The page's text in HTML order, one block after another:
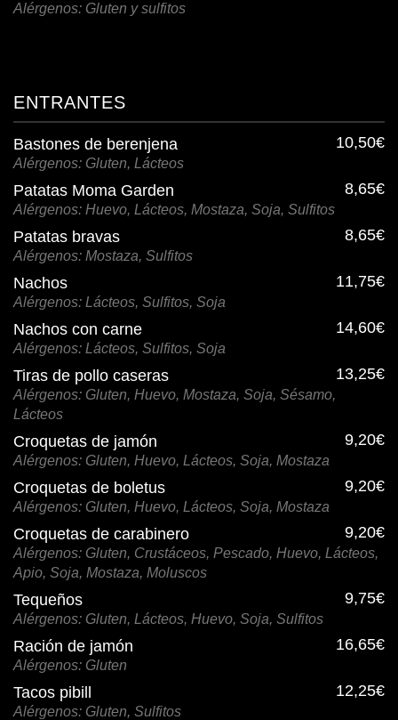
Alérgenos: Gluten y sulfitos
ENTRANTES
Bastones de berenjena 10,50€
Alérgenos: Gluten, Lácteos
Patatas Moma Garden 8,65€
Alérgenos: Huevo, Lácteos, Mostaza, Soja, Sulfitos
Patatas bravas 8,65€
Alérgenos: Mostaza, Sulfitos
Nachos 11,75€
Alérgenos: Lácteos, Sulfitos, Soja
Nachos con carne 14,60€
Alérgenos: Lácteos, Sulfitos, Soja
Tiras de pollo caseras 13,25€
Alérgenos: Gluten, Huevo, Mostaza, Soja, Sésamo,
Lácteos
Croquetas de jamón 9,20€
Alérgenos: Gluten, Huevo, Lácteos, Soja, Mostaza
Croquetas de boletus 9,20€
Alérgenos: Gluten, Huevo, Lácteos, Soja, Mostaza
Croquetas de carabinero 9,20€
Alérgenos: Gluten, Crustáceos, Pescado, Huevo, Lácteos,
Apio, Soja, Mostaza, Moluscos
Tequeños 9,75€
Alérgenos: Gluten, Lácteos, Huevo, Soja, Sulfitos
Ración de jamón 16,65€
Alérgenos: Gluten
Tacos pibill 12,25€
Alérgenos: Gluten, Sulfitos